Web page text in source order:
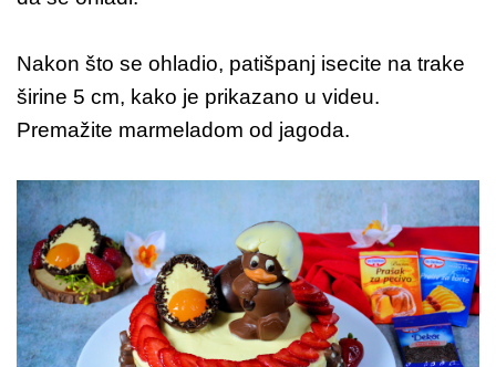
Nakon što se ohladio, patišpanj isecite na trake
širine 5 cm, kako je prikazano u videu.
Premažite marmeladom od jagoda.